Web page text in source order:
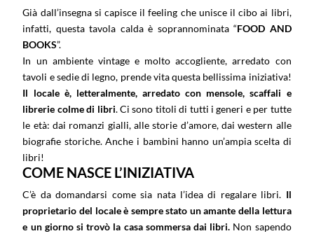
Già dall’insegna si capisce il feeling che unisce il cibo ai libri,
infatti, questa tavola calda è soprannominata “FOOD AND
BOOKS”.
In un ambiente vintage e molto accogliente, arredato con
tavoli e sedie di legno, prende vita questa bellissima iniziativa!
Il locale è, letteralmente, arredato con mensole, scaffali e
librerie colme di libri. Ci sono titoli di tutti i generi e per tutte
le età: dai romanzi gialli, alle storie d’amore, dai western alle
biografie storiche. Anche i bambini hanno un’ampia scelta di
libri!
COME NASCE L’INIZIATIVA
C’è da domandarsi come sia nata l’idea di regalare libri. Il
proprietario del locale è sempre stato un amante della lettura
e un giorno si trovò la casa sommersa dai libri. Non sapendo